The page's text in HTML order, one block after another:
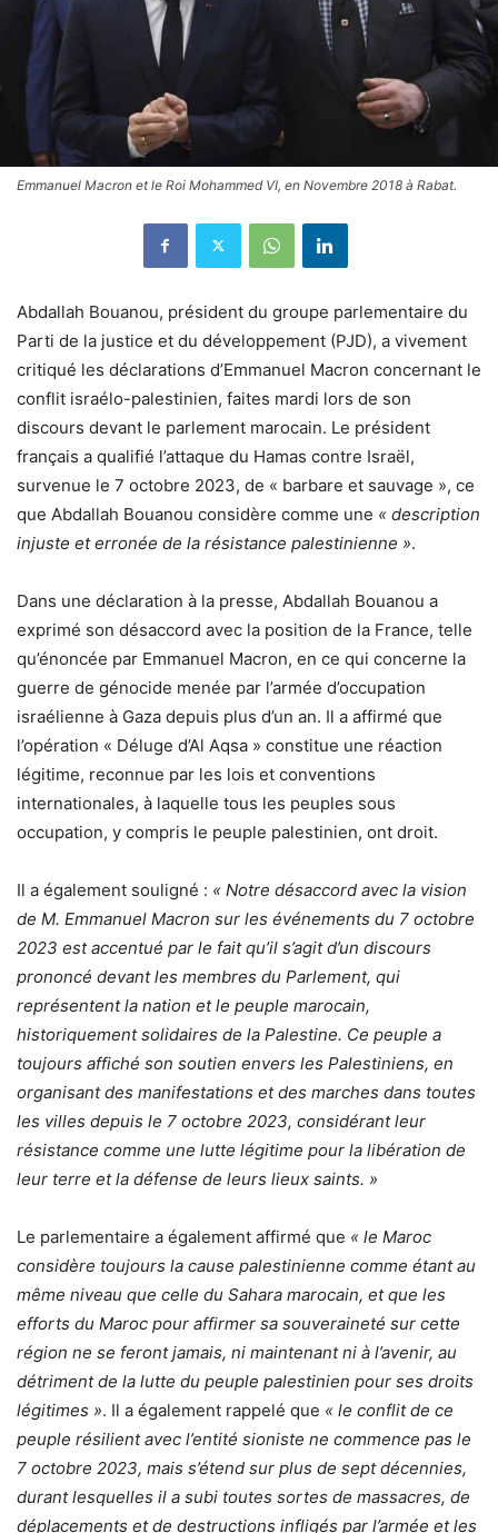
Emmanuel Macron et le Roi Mohammed VI, en Novembre 2018 à Rabat.
Abdallah Bouanou, président du groupe parlementaire du
Parti de la justice et du développement (PJD), a vivement
critiqué les déclarations d’Emmanuel Macron concernant le
conflit israélo-palestinien, faites mardi lors de son
discours devant le parlement marocain. Le président
français a qualifié l’attaque du Hamas contre Israël,
survenue le 7 octobre 2023, de « barbare et sauvage », ce
que Abdallah Bouanou considère comme une « description
injuste et erronée de la résistance palestinienne ».
Dans une déclaration à la presse, Abdallah Bouanou a
exprimé son désaccord avec la position de la France, telle
qu’énoncée par Emmanuel Macron, en ce qui concerne la
guerre de génocide menée par l’armée d’occupation
israélienne à Gaza depuis plus d’un an. Il a affirmé que
l’opération « Déluge d’Al Aqsa » constitue une réaction
légitime, reconnue par les lois et conventions
internationales, à laquelle tous les peuples sous
occupation, y compris le peuple palestinien, ont droit.
Il a également souligné : « Notre désaccord avec la vision
de M. Emmanuel Macron sur les événements du 7 octobre
2023 est accentué par le fait qu’il s’agit d’un discours
prononcé devant les membres du Parlement, qui
représentent la nation et le peuple marocain,
historiquement solidaires de la Palestine. Ce peuple a
toujours affiché son soutien envers les Palestiniens, en
organisant des manifestations et des marches dans toutes
les villes depuis le 7 octobre 2023, considérant leur
résistance comme une lutte légitime pour la libération de
leur terre et la défense de leurs lieux saints. »
Le parlementaire a également affirmé que « le Maroc
considère toujours la cause palestinienne comme étant au
même niveau que celle du Sahara marocain, et que les
efforts du Maroc pour affirmer sa souveraineté sur cette
région ne se feront jamais, ni maintenant ni à l’avenir, au
détriment de la lutte du peuple palestinien pour ses droits
légitimes ». Il a également rappelé que « le conflit de ce
peuple résilient avec l’entité sioniste ne commence pas le
7 octobre 2023, mais s’étend sur plus de sept décennies,
durant lesquelles il a subi toutes sortes de massacres, de
déplacements et de destructions infligés par l’armée et les